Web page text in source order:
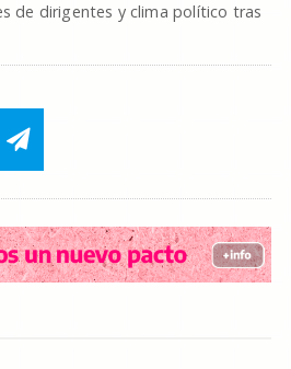
de dirigentes y clima político tras